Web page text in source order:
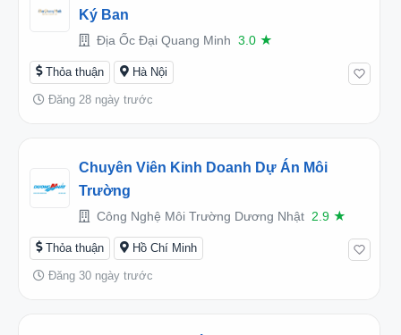
Ký Ban
Địa Ốc Đại Quang Minh 3.0 ★
Thỏa thuận Hà Nội
Đăng 28 ngày trước
Chuyên Viên Kinh Doanh Dự Án Môi
Trường
Công Nghệ Môi Trường Dương Nhật 2.9 ★
Thỏa thuận Hồ Chí Minh
Đăng 30 ngày trước